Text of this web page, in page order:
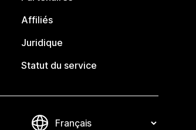
Affiliés
Juridique
Statut du service